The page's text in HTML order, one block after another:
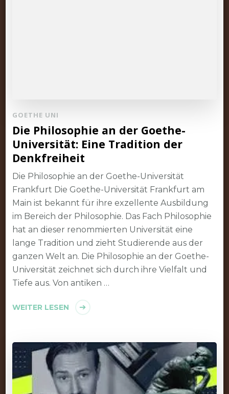
GOETHE UNI
Die Philosophie an der Goethe-
Universität: Eine Tradition der
Denkfreiheit
Die Philosophie an der Goethe-Universität
Frankfurt Die Goethe-Universität Frankfurt am
Main ist bekannt für ihre exzellente Ausbildung
im Bereich der Philosophie. Das Fach Philosophie
hat an dieser renommierten Universität eine
lange Tradition und zieht Studierende aus der
ganzen Welt an. Die Philosophie an der Goethe-
Universität zeichnet sich durch ihre Vielfalt und
Tiefe aus. Von antiken …
WEITER LESEN